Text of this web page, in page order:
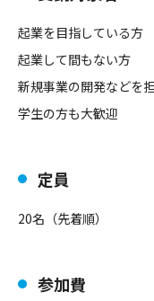
起業を目指している方
起業して間もない方
新規事業の開発などを
学生の方も大歓迎
定員
20名（先着順）
参加費